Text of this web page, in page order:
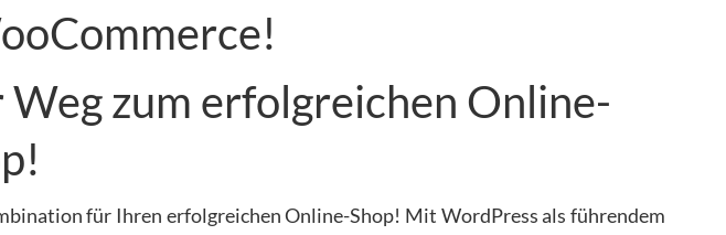
zum erfolgreichen Online-
für Ihren erfolgreichen Online-Shop! Mit WordPress als führendem